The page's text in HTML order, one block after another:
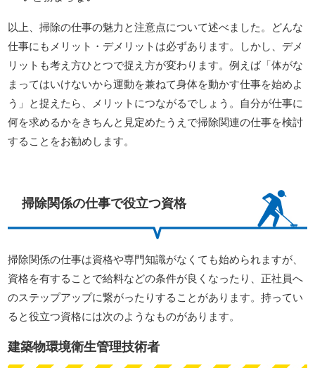
以上、掃除の仕事の魅力と注意点について述べました。どんな
仕事にもメリット・デメリットは必ずあります。しかし、デメ
リットも考え方ひとつで捉え方が変わります。例えば「体がな
まってはいけないから運動を兼ねて身体を動かす仕事を始めよ
う」と捉えたら、メリットにつながるでしょう。自分が仕事に
何を求めるかをきちんと見定めたうえで掃除関連の仕事を検討
することをお勧めします。
掃除関係の仕事で役立つ資格
掃除関係の仕事は資格や専門知識がなくても始められますが、
資格を有することで給料などの条件が良くなったり、正社員へ
のステップアップに繋がったりすることがあります。持ってい
ると役立つ資格には次のようなものがあります。
建築物環境衛生管理技術者